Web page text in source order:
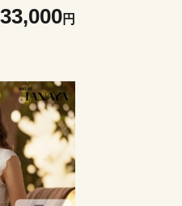
＜カラ
1】
33,000円